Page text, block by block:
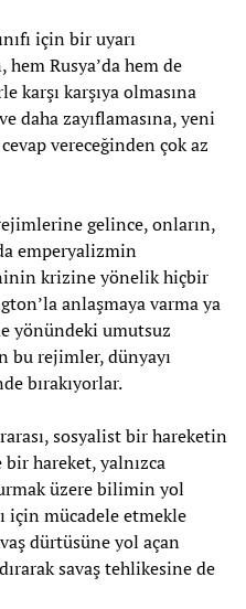
için bir uyarı
Rusya’da hem de
karşı karşıya olmasına
daha zayıflamasına, yeni
vereceğinden çok az
gelince, onların,
emperyalizmin
krizine yönelik hiçbir
anlaşmaya varma ya
yönündeki umutsuz
bu rejimler, dünyayı
bırakıyorlar.
sosyalist bir hareketin
hareket, yalnızca
üzere bilimin yol
için mücadele etmekle
dürtüsüne yol açan
savaş tehlikesine de